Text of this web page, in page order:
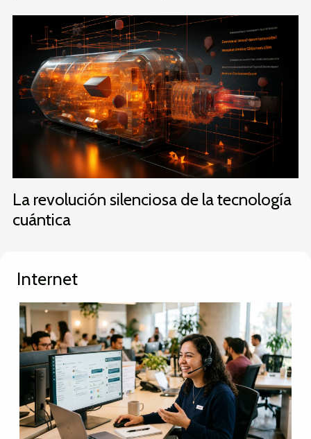
La revolución silenciosa de la tecnología
cuántica
Internet